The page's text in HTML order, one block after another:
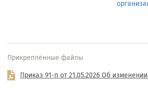
Прикреплённые файлы
Приказ 91-п от 21.05.2026 Об